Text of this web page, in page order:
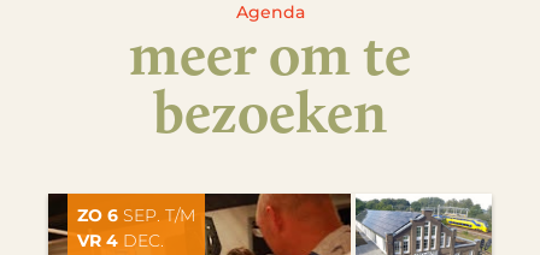
Agenda
meer om te
bezoeken
ZO 6 SEP. T/M
VR 4 DEC.